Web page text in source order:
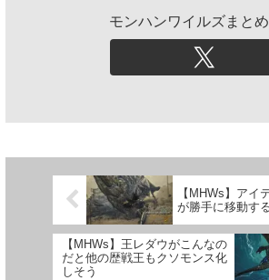
モンハンワイルズまと
【MHWs】アイ
が勝手に移動す
【MHWs】王レダウがこんなの
だと他の歴戦王もクソモンス化
しそう